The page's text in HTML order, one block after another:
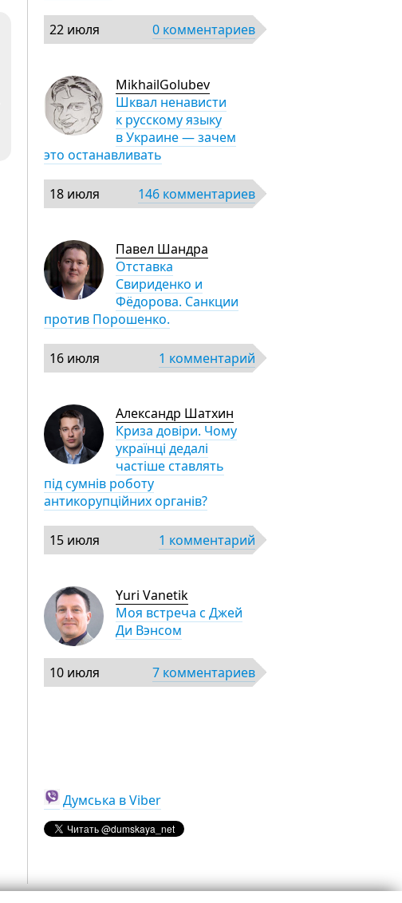
22 июля 0 комментариев
MikhailGolubev
Шквал ненависти
к русскому языку
в Украине — зачем
это останавливать
18 июля 146 комментариев
Павел Шандра
Отставка
Свириденко и
Фёдорова. Санкции
против Порошенко.
16 июля 1 комментарий
Александр Шатхин
Криза довіри. Чому
українці дедалі
частіше ставлять
під сумнів роботу
антикорупційних органів?
15 июля 1 комментарий
Yuri Vanetik
Моя встреча с Джей
Ди Вэнсом
10 июля 7 комментариев
Думська в Viber